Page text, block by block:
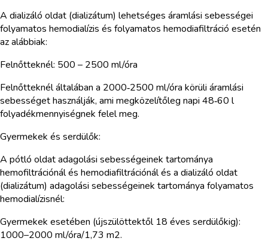
A dializáló oldat (dializátum) lehetséges áramlási sebességei
folyamatos hemodialízis és folyamatos hemodiafiltráció esetén
az alábbiak:
Felnőtteknél: 500 – 2500 ml/óra
Felnőtteknél általában a 2000‑2500 ml/óra körüli áramlási
sebességet használják, ami megközelítőleg napi 48‑60 l
folyadékmennyiségnek felel meg.
Gyermekek és serdülők:
A pótló oldat adagolási sebességeinek tartománya
hemofiltrációnál és hemodiafiltrációnál és a dializáló oldat
(dializátum) adagolási sebességeinek tartománya folyamatos
hemodialízisnél:
Gyermekek esetében (újszülöttektől 18 éves serdülőkig):
1000–2000 ml/óra/1,73 m2.